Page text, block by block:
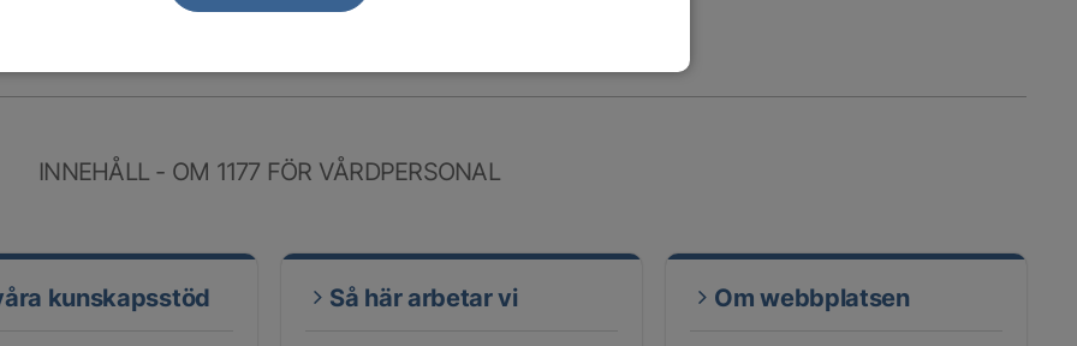
INNEHÅLL - OM 1177 FÖR VÅRDPERSONAL
kunskapsstöd Så här arbetar vi Om webbplatsen